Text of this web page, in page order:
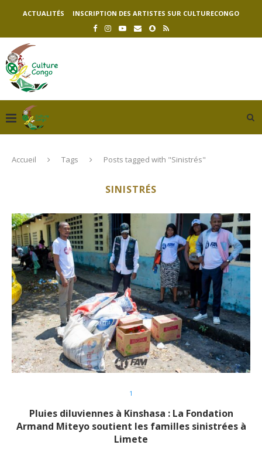
ACTUALITÉS INSCRIPTION DES ARTISTES SUR CULTURECONGO
Accueil Tags Posts tagged with "Sinistrés"
SINISTRÉS
1
Pluies diluviennes à Kinshasa : La Fondation
Armand Miteyo soutient les familles sinistrées à
Limete